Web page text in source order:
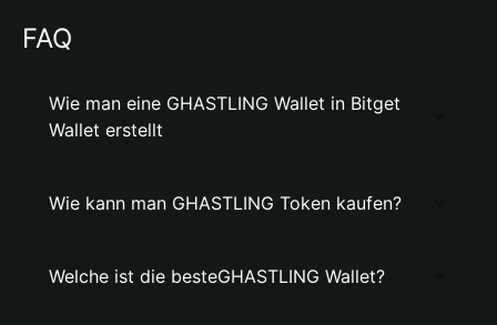
FAQ
Wie man eine GHASTLING Wallet in Bitget
Wallet erstellt
Wie kann man GHASTLING Token kaufen?
Welche ist die besteGHASTLING Wallet?